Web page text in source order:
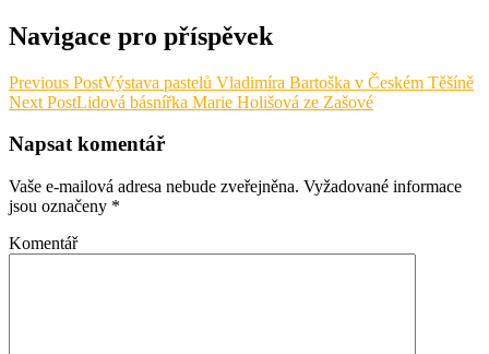
Navigace pro příspěvek
Previous PostVýstava pastelů Vladimíra Bartoška v Českém Těšíně
Next PostLidová básnířka Marie Holišová ze Zašové
Napsat komentář
Vaše e-mailová adresa nebude zveřejněna. Vyžadované informace
jsou označeny *
Komentář